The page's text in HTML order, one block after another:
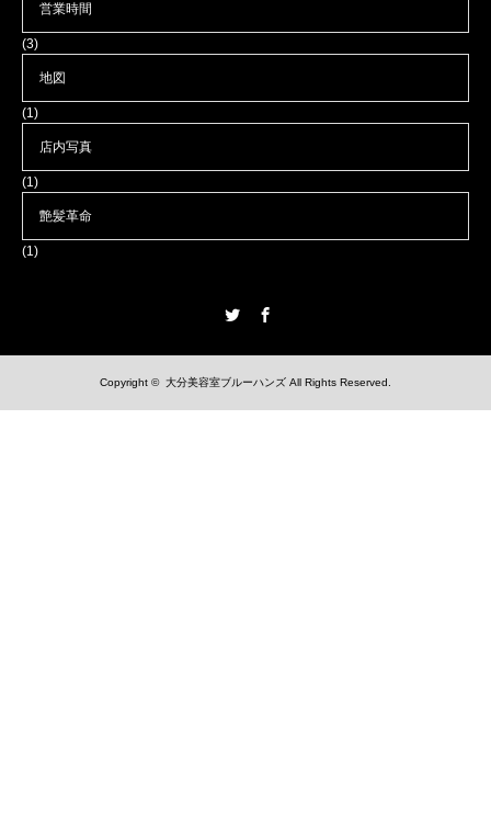
営業時間
(3)
地図
(1)
店内写真
(1)
艶髪革命
(1)
Copyright © 大分美容室ブルーハンズ All Rights Reserved.